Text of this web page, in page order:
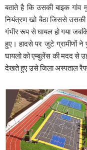
बताते है कि उसकी बाइक गांव
नियंत्रण खो बैठा जिससे उसकी
गंभीर रूप से घायल हो गया
हुए। हादसे पर जुटे ग्रामीणों
घायलो को एम्बुलेंस की मदद से
देखते हुए उसे जिला अस्पताल